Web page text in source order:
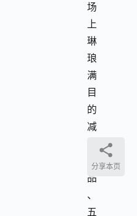
场
上
琳
琅
满
目
的
减
产
品
、
五
分享本页